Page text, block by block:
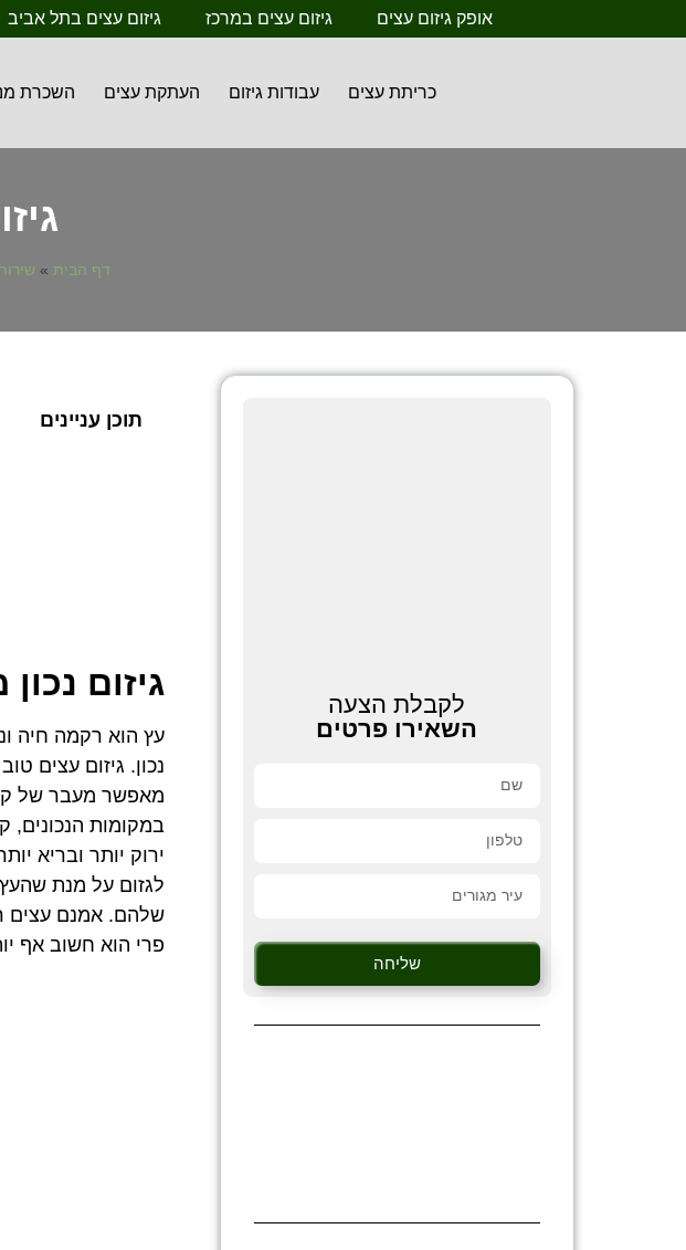
אופק גיזום עצים גיזום עצים במרכז גיזום עצים בתל אביב
כריתת עצים עבודות גיזום העתקת עצים השכרת
דף הבית »
לקבלת הצעה
השאירו פרטים
שליחה
תוכן עניינים
גיזום
עץ הוא רקמה חיה
נכון. גיזום עצים
מאפשר מעבר של
במקומות הנכונים,
ירוק יותר ובריא
לגזום על מנת
שלהם. אמנם עצים
פרי הוא חשוב אף